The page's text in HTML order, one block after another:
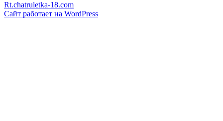
Rt.chatruletka-18.com
Сайт работает на WordPress